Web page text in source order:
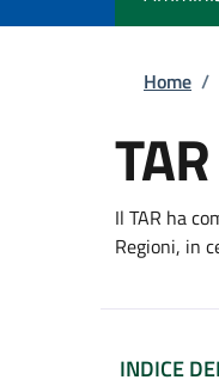
Home /
Il TAR ha
Regioni, in
INDICE